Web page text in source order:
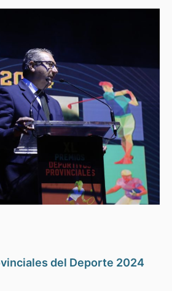
del Deporte 2024